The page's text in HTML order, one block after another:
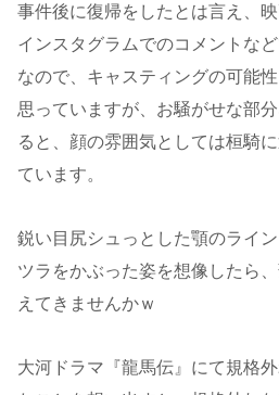
事件後に復帰をしたとは言え、
インスタグラムでのコメントな
なので、キャスティングの可能
思っていますが、お騒がせな部
ると、顔の雰囲気としては桓騎
ています。
鋭い目尻シュっとした顎のライ
ツラをかぶった姿を想像したら
えてきませんかｗ
大河ドラマ『龍馬伝』にて規格